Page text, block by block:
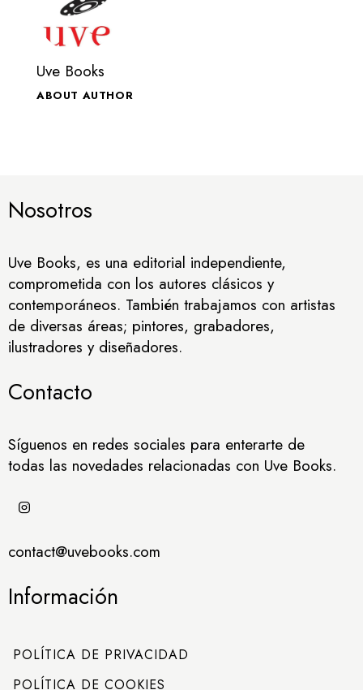
Uve Books
ABOUT AUTHOR
Nosotros
Uve Books, es una editorial independiente,
comprometida con los autores clásicos y
contemporáneos. También trabajamos con artistas
de diversas áreas; pintores, grabadores,
ilustradores y diseñadores.
Contacto
Síguenos en redes sociales para enterarte de
todas las novedades relacionadas con Uve Books.
contact@uvebooks.com
Información
POLÍTICA DE PRIVACIDAD
POLÍTICA DE COOKIES